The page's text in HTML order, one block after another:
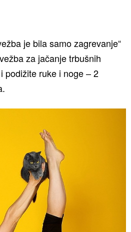
je bila samo zagrevanje“
za jačanje trbušnih
podižite ruke i noge – 2